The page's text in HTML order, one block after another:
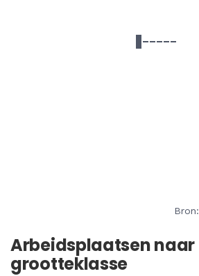
Bron:
Arbeidsplaatsen naar
grootteklasse